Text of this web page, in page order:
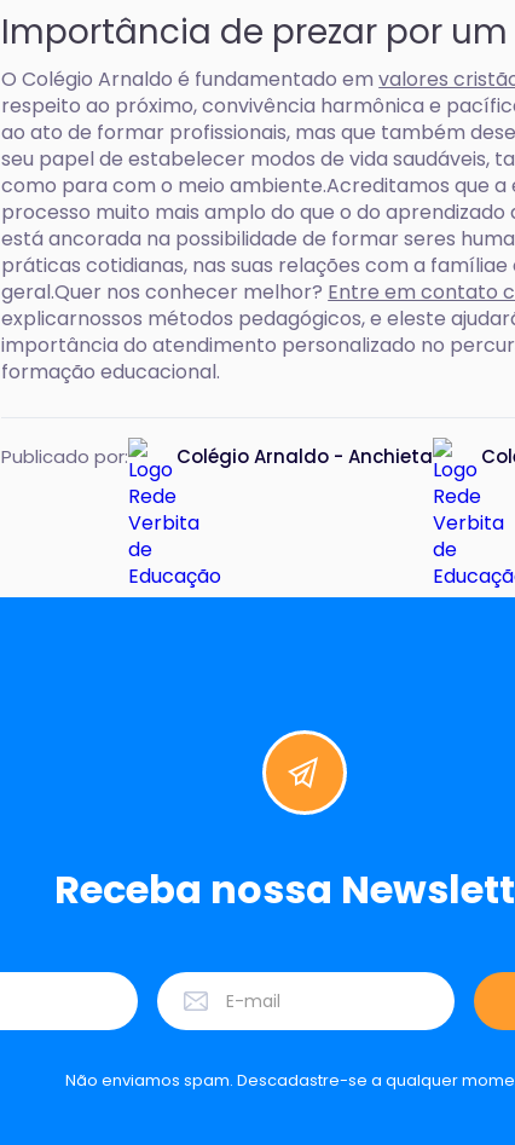
Importância de prezar por
O Colégio Arnaldo é fundamentado emvalores
respeito ao próximo, convivência harmônica e
ao ato de formar profissionais, mas que também
seu papel de estabelecer modos de vida saudáveis,
como para com o meio ambiente.Acreditamos que
processo muito mais amplo do que o do aprendizado
está ancorada na possibilidade de formar seres
práticas cotidianas, nas suas relações com a
geral.Quer nos conhecer melhor? Entre em contato
explicarnossos métodos pedagógicos, e eleste
importância do atendimento personalizado no
formação educacional.
Publicado por: Colégio Arnaldo - Anchieta
Receba nossa
Não enviamos spam. Descadastre-se a qualquer